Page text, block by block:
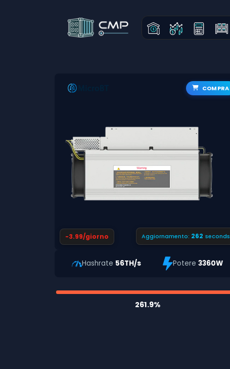
COMPRA
-3.99/giorno Aggiornamento:261 seconds
Hashrate 56TH/s Potere3360W
261.9%